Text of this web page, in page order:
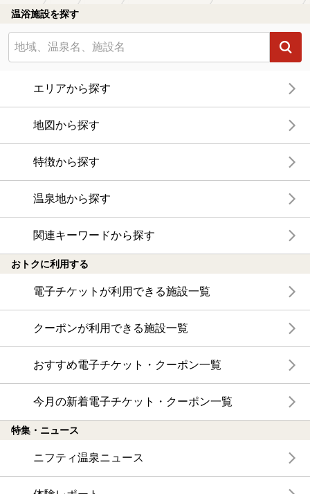
温浴施設を探す
エリアから探す
地図から探す
特徴から探す
温泉地から探す
関連キーワードから探す
おトクに利用する
電子チケットが利用できる施設一覧
クーポンが利用できる施設一覧
おすすめ電子チケット・クーポン一覧
今月の新着電子チケット・クーポン一覧
特集・ニュース
ニフティ温泉ニュース